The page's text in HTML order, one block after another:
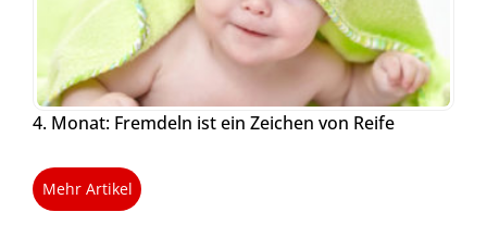
4. Monat: Fremdeln ist ein Zeichen von Reife
Mehr Artikel